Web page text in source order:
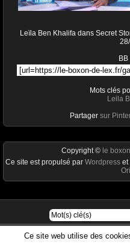
Leïla Ben Khalifa dans Secret
Mots clés
Leila
Partager sur
Ce site web utilise des
Copyright © le
Ce site est propulsé par Wordpress et